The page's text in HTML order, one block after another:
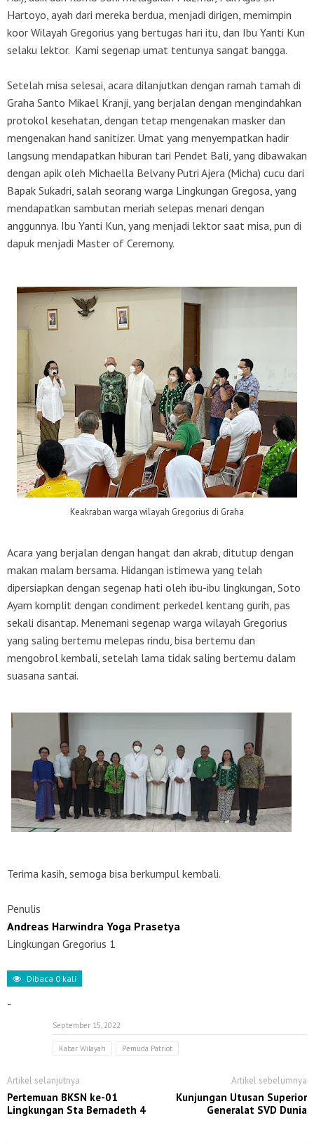
Hartoyo, ayah dari mereka berdua, menjadi dirigen, memimpin
koor Wilayah Gregorius yang bertugas hari itu, dan Ibu Yanti Kun
selaku lektor. Kami segenap umat tentunya sangat bangga.
Setelah misa selesai, acara dilanjutkan dengan ramah tamah di
Graha Santo Mikael Kranji, yang berjalan dengan mengindahkan
protokol kesehatan, dengan tetap mengenakan masker dan
mengenakan hand sanitizer. Umat yang menyempatkan hadir
langsung mendapatkan hiburan tari Pendet Bali, yang dibawakan
dengan apik oleh Michaella Belvany Putri Ajera (Micha) cucu dari
Bapak Sukadri, salah seorang warga Lingkungan Gregosa, yang
mendapatkan sambutan meriah selepas menari dengan
anggunnya. Ibu Yanti Kun, yang menjadi lektor saat misa, pun di
dapuk menjadi Master of Ceremony.
Keakraban warga wilayah Gregorius di Graha
Acara yang berjalan dengan hangat dan akrab, ditutup dengan
makan malam bersama. Hidangan istimewa yang telah
dipersiapkan dengan segenap hati oleh ibu-ibu lingkungan, Soto
Ayam komplit dengan condiment perkedel kentang gurih, pas
sekali disantap. Menemani segenap warga wilayah Gregorius
yang saling bertemu melepas rindu, bisa bertemu dan
mengobrol kembali, setelah lama tidak saling bertemu dalam
suasana santai.
Terima kasih, semoga bisa berkumpul kembali.
Penulis
Andreas Harwindra Yoga Prasetya
Lingkungan Gregorius 1
Dibaca 0 kali
-
September 15, 2022
Kabar Wilayah Pemuda Patriot
Artikel selanjutnya
Pertemuan BKSN ke-01
Lingkungan Sta Bernadeth 4
Artikel sebelumnya
Kunjungan Utusan Superior
Generalat SVD Dunia